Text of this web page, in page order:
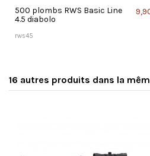
500 plombs RWS Basic Line
4.5 diabolo
rws45
16 autres produits dans la